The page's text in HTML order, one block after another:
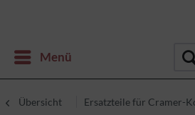
Menü
Übersicht Ersatzteile für Cramer-